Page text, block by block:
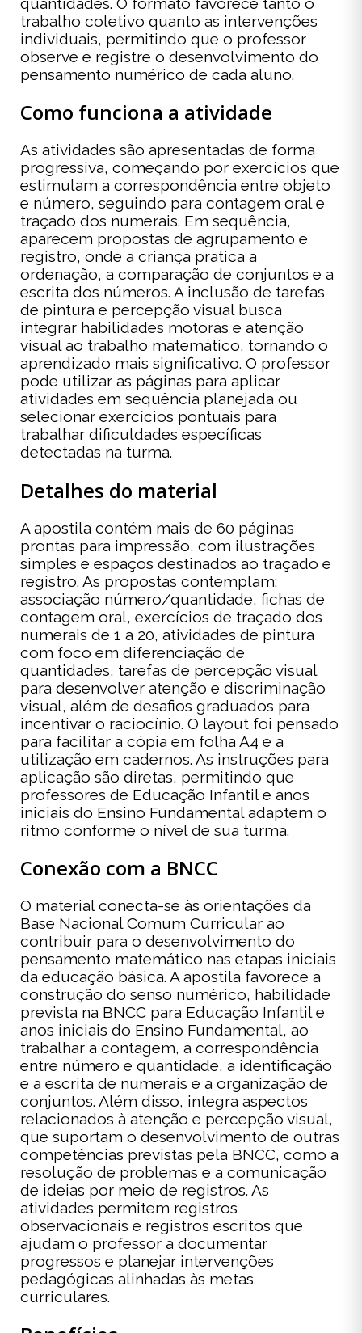
trabalho coletivo quanto as intervenções
individuais, permitindo que o professor
observe e registre o desenvolvimento do
pensamento numérico de cada aluno.
Como funciona a atividade
As atividades são apresentadas de forma
progressiva, começando por exercícios que
estimulam a correspondência entre objeto
e número, seguindo para contagem oral e
traçado dos numerais. Em sequência,
aparecem propostas de agrupamento e
registro, onde a criança pratica a
ordenação, a comparação de conjuntos e a
escrita dos números. A inclusão de tarefas
de pintura e percepção visual busca
integrar habilidades motoras e atenção
visual ao trabalho matemático, tornando o
aprendizado mais significativo. O professor
pode utilizar as páginas para aplicar
atividades em sequência planejada ou
selecionar exercícios pontuais para
trabalhar dificuldades específicas
detectadas na turma.
Detalhes do material
A apostila contém mais de 60 páginas
prontas para impressão, com ilustrações
simples e espaços destinados ao traçado e
registro. As propostas contemplam:
associação número/quantidade, fichas de
contagem oral, exercícios de traçado dos
numerais de 1 a 20, atividades de pintura
com foco em diferenciação de
quantidades, tarefas de percepção visual
para desenvolver atenção e discriminação
visual, além de desafios graduados para
incentivar o raciocínio. O layout foi pensado
para facilitar a cópia em folha A4 e a
utilização em cadernos. As instruções para
aplicação são diretas, permitindo que
professores de Educação Infantil e anos
iniciais do Ensino Fundamental adaptem o
ritmo conforme o nível de sua turma.
Conexão com a BNCC
O material conecta-se às orientações da
Base Nacional Comum Curricular ao
contribuir para o desenvolvimento do
pensamento matemático nas etapas iniciais
da educação básica. A apostila favorece a
construção do senso numérico, habilidade
prevista na BNCC para Educação Infantil e
anos iniciais do Ensino Fundamental, ao
trabalhar a contagem, a correspondência
entre número e quantidade, a identificação
e a escrita de numerais e a organização de
conjuntos. Além disso, integra aspectos
relacionados à atenção e percepção visual,
que suportam o desenvolvimento de outras
competências previstas pela BNCC, como a
resolução de problemas e a comunicação
de ideias por meio de registros. As
atividades permitem registros
observacionais e registros escritos que
ajudam o professor a documentar
progressos e planejar intervenções
pedagógicas alinhadas às metas
curriculares.